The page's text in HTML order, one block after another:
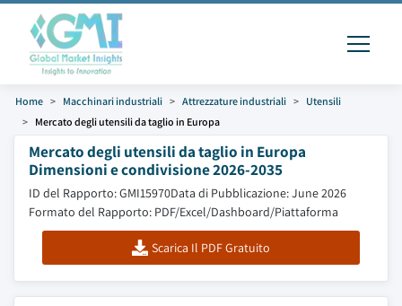
Home Macchinari industriali Attrezzature industriali
Utensili
Mercato degli utensili da taglio in Europa
Mercato degli utensili da taglio in Europa
Dimensioni e condivisione 2026-2035
ID del Rapporto: GMI15970Data di Pubblicazione: June 2026
Formato del Rapporto: PDF/Excel/Dashboard/Piattaforma
Scarica Il PDF Gratuito